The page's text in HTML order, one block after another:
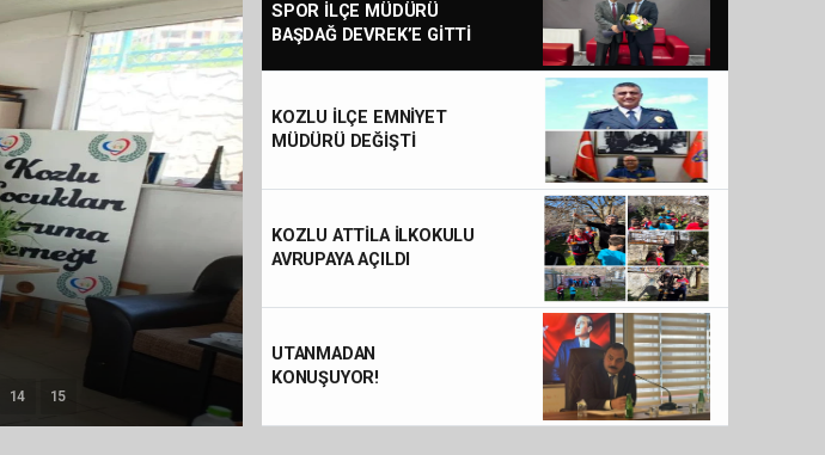
BAŞOĞLU ESNAF ODASINI ZİYARET
14 15
SPOR İLÇE MÜDÜRÜ
BAŞDAĞ DEVREK’E GİTTİ
KOZLU İLÇE EMNİYET
MÜDÜRÜ DEĞİŞTİ
KOZLU ATTİLA İLKOKULU
AVRUPAYA AÇILDI
UTANMADAN
KONUŞUYOR!